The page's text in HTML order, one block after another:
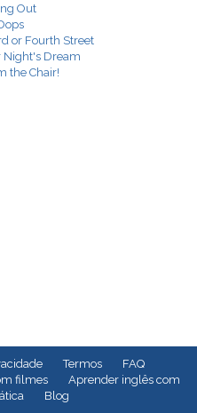
Out
or Fourth Street
Night's Dream
the Chair!
Termos
FAQ
filmes
Aprender inglês com
Blog